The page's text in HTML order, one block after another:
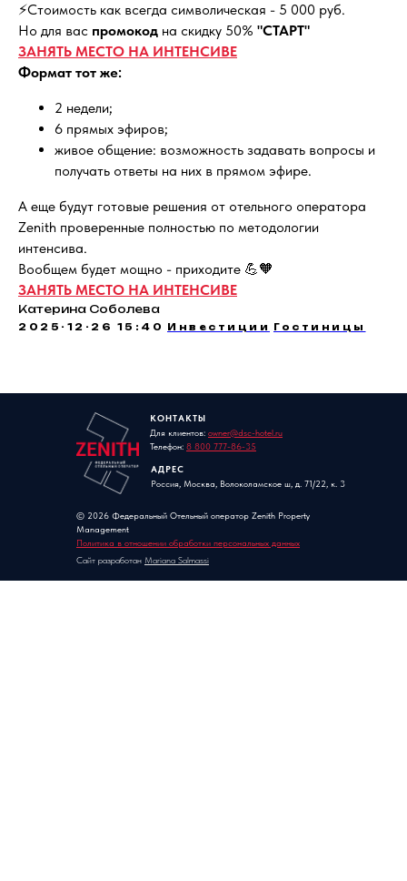
⚡️Стоимость как всегда символическая - 5 000 руб.
Но для вас промокод на скидку 50% "СТАРТ"
ЗАНЯТЬ МЕСТО НА ИНТЕНСИВЕ
Формат тот же:
2 недели;
6 прямых эфиров;
живое общение: возможность задавать вопросы и
получать ответы на них в прямом эфире.
А еще будут готовые решения от отельного оператора
Zenith проверенные полностью по методологии
интенсива.
Вообщем будет мощно - приходите 💪🧡
ЗАНЯТЬ МЕСТО НА ИНТЕНСИВЕ
Катерина Соболева
2025-12-26 15:40 Инвестиции Гостиницы
© 2026 Федеральный Отельный оператор Zenith Property
Management
Политика в отношении обработки персональных данных
КОНТАКТЫ
Для клиентов: owner@dsc-hotel.ru
Телефон: 8 800 777-86-35
АДРЕС
Россия, Москва, Волоколамское ш, д. 71/22, к. 3
Сайт разработан Mariana Salmassi